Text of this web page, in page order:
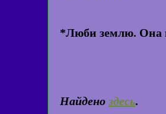
*Люби землю. Она
Найденоздесь.